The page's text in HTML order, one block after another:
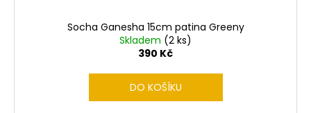
Socha Ganesha 15cm patina Greeny
Skladem (2 ks)
390 Kč
DO KOŠÍKU